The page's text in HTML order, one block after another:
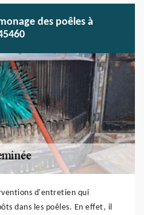
des poêles à
d'entretien qui
dans les poêles. En effet, il